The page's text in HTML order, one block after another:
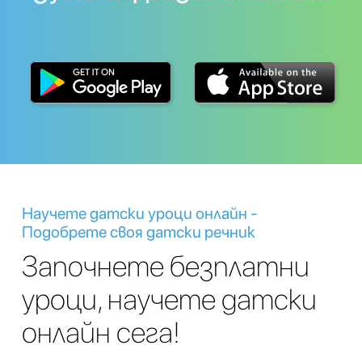
Научете датски уроци онлайн -
Подобрете своя датски речник
Започнете безплатни
уроци, научете датски
онлайн сега!